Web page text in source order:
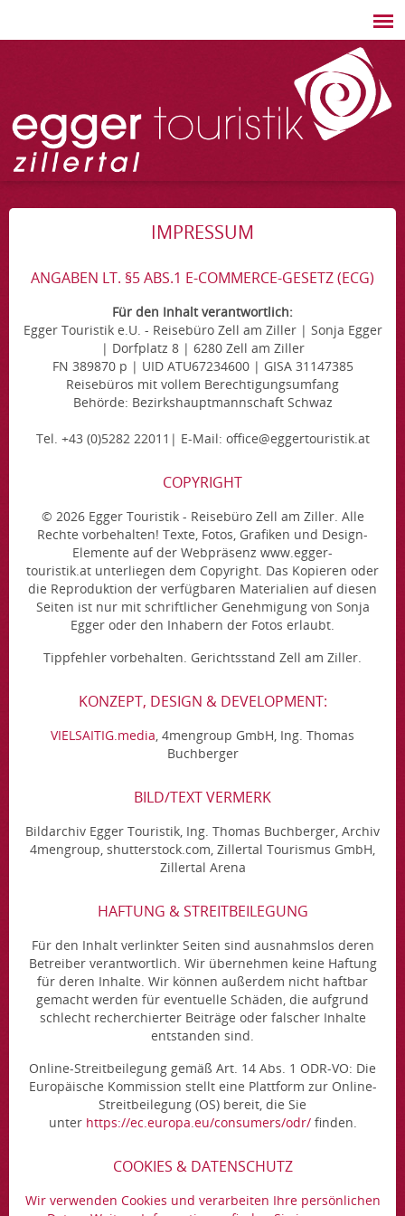
IMPRESSUM
ANGABEN LT. §5 ABS.1 E-COMMERCE-GESETZ (ECG)
Für den Inhalt verantwortlich:
Egger Touristik e.U. - Reisebüro Zell am Ziller | Sonja Egger
| Dorfplatz 8 | 6280 Zell am Ziller
FN 389870 p | UID ATU67234600 | GISA 31147385
Reisebüros mit vollem Berechtigungsumfang
Behörde: Bezirkshauptmannschaft Schwaz
Tel. +43 (0)5282 22011| E-Mail: office@eggertouristik.at
COPYRIGHT
© 2026 Egger Touristik - Reisebüro Zell am Ziller. Alle
Rechte vorbehalten! Texte, Fotos, Grafiken und Design-
Elemente auf der Webpräsenz www.egger-
touristik.at unterliegen dem Copyright. Das Kopieren oder
die Reproduktion der verfügbaren Materialien auf diesen
Seiten ist nur mit schriftlicher Genehmigung von Sonja
Egger oder den Inhabern der Fotos erlaubt.
Tippfehler vorbehalten. Gerichtsstand Zell am Ziller.
KONZEPT, DESIGN & DEVELOPMENT:
VIELSAITIG.media, 4mengroup GmbH, Ing. Thomas
Buchberger
BILD/TEXT VERMERK
Bildarchiv Egger Touristik, Ing. Thomas Buchberger, Archiv
4mengroup, shutterstock.com, Zillertal Tourismus GmbH,
Zillertal Arena
HAFTUNG & STREITBEILEGUNG
Für den Inhalt verlinkter Seiten sind ausnahmslos deren
Betreiber verantwortlich. Wir übernehmen keine Haftung
für deren Inhalte. Wir können außerdem nicht haftbar
gemacht werden für eventuelle Schäden, die aufgrund
schlecht recherchierter Beiträge oder falscher Inhalte
entstanden sind.
Online-Streitbeilegung gemäß Art. 14 Abs. 1 ODR-VO: Die
Europäische Kommission stellt eine Plattform zur Online-
Streitbeilegung (OS) bereit, die Sie
unter https://ec.europa.eu/consumers/odr/finden.
COOKIES & DATENSCHUTZ
Wir verwenden Cookies und verarbeiten Ihre persönlichen